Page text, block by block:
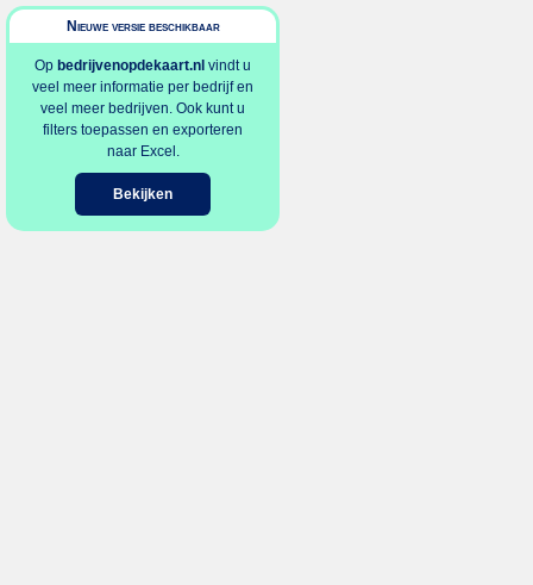
Nieuwe versie beschikbaar
Op bedrijvenopdekaart.nl vindt u
veel meer informatie per bedrijf en
veel meer bedrijven. Ook kunt u
filters toepassen en exporteren
naar Excel.
Bekijken